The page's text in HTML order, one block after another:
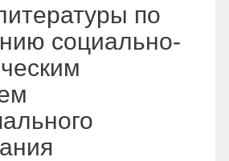
по
социально-